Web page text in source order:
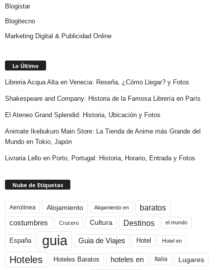
Blogistar
Blogitecno
Marketing Digital & Publicidad Online
Lo Último
Libreria Acqua Alta en Venecia: Reseña, ¿Cómo Llegar? y Fotos
Shakespeare and Company: Historia de la Famosa Librería en París
El Ateneo Grand Splendid: Historia, Ubicación y Fotos
Animate Ikebukuro Main Store: La Tienda de Anime más Grande del
Mundo en Tokio, Japón
Livraria Lello en Porto, Portugal: Historia, Horario, Entrada y Fotos
Nube de Etiquetas
Aerolinea Alojamiento Alojamiento en baratos
costumbres Crucero Cultura Destinos el mundo
España guia Guia de Viajes Hotel Hotel en
Hoteles Hoteles Baratos hoteles en Italia Lugares